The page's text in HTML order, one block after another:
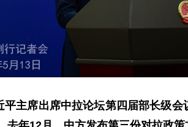
平主席出席中拉论坛第四届部长级